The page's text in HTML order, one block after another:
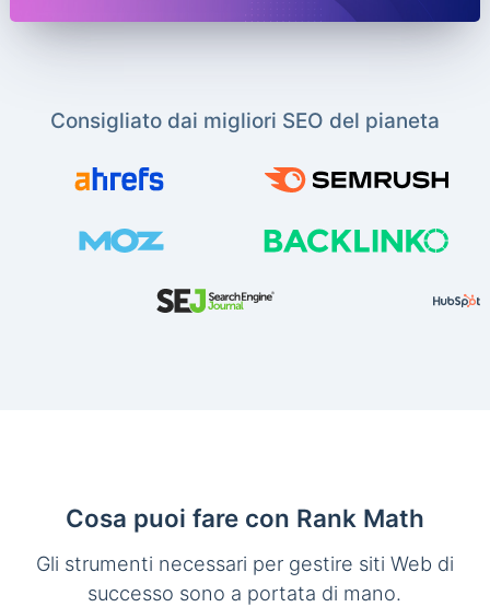
Consigliato dai migliori SEO del pianeta
Cosa puoi fare con Rank Math
Gli strumenti necessari per gestire siti Web di
successo sono a portata di mano.